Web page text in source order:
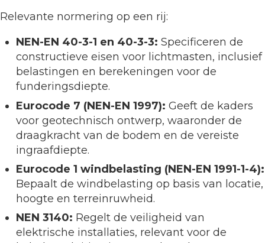
Relevante normering op een rij:
NEN-EN 40-3-1 en 40-3-3: Specificeren de
constructieve eisen voor lichtmasten, inclusief
belastingen en berekeningen voor de
funderingsdiepte.
Eurocode 7 (NEN-EN 1997): Geeft de kaders
voor geotechnisch ontwerp, waaronder de
draagkracht van de bodem en de vereiste
ingraafdiepte.
Eurocode 1 windbelasting (NEN-EN 1991-1-4):
Bepaalt de windbelasting op basis van locatie,
hoogte en terreinruwheid.
NEN 3140: Regelt de veiligheid van
elektrische installaties, relevant voor de